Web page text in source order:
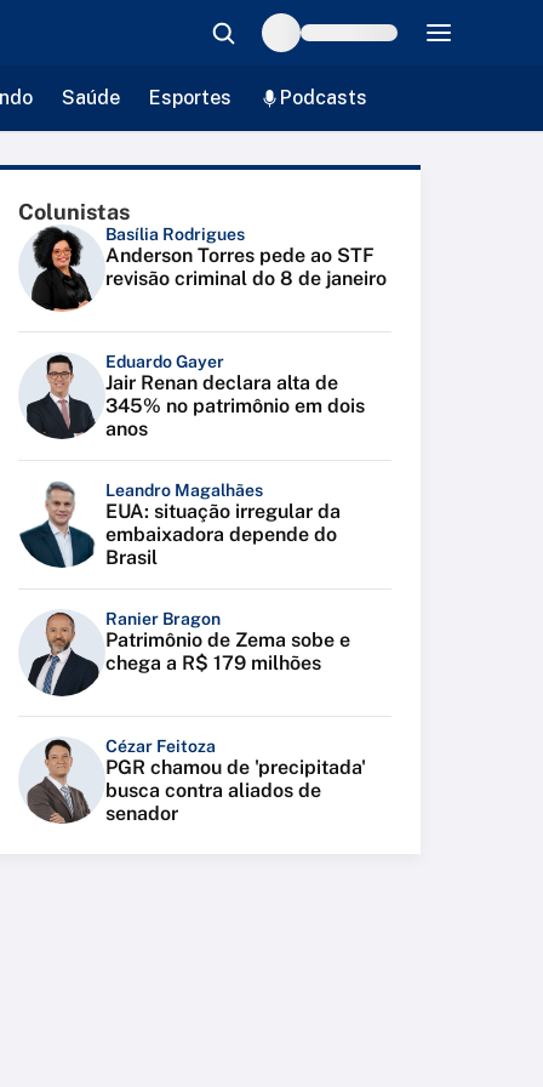
Saúde Esportes Podcasts
Colunistas
Basília Rodrigues
Anderson Torres pede ao STF
revisão criminal do 8 de janeiro
Eduardo Gayer
Jair Renan declara alta de
345% no patrimônio em dois
anos
Leandro Magalhães
EUA: situação irregular da
embaixadora depende do
Brasil
Ranier Bragon
Patrimônio de Zema sobe e
chega a R$ 179 milhões
Cézar Feitoza
PGR chamou de 'precipitada'
busca contra aliados de
senador